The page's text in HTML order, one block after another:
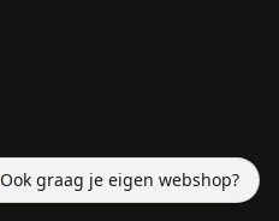
Ook graag je eigen webshop?